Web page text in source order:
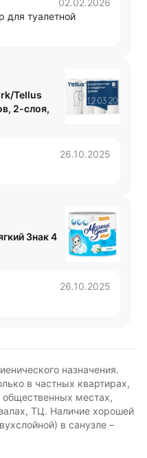
02.02.2026
для туалетной
Tellus
2-слоя,
26.10.2025
Знак 4
26.10.2025
назначения.
в частных квартирах,
местах,
ТЦ. Наличие хорошей
в санузле –